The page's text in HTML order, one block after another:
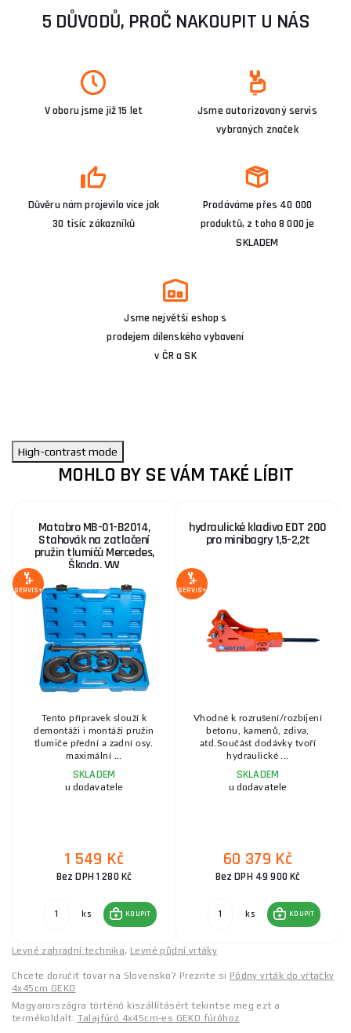
5 DŮVODŮ, PROČ NAKOUPIT U NÁS
V oboru jsme již 15 let
Jsme autorizovaný servis
vybraných značek
Důvěru nám projevilo více jak
30 tisíc zákazníků
Prodáváme přes 40 000
produktů, z toho 8 000 je
SKLADEM
Jsme největší eshop s
prodejem dílenského vybavení
v ČR a SK
High-contrast mode
MOHLO BY SE VÁM TAKÉ LÍBIT
Matabro MB-01-B2014,
Stahovák na zatlačení
pružin tlumičů Mercedes,
Škoda, VW
SERVIS+
Tento přípravek slouží k
demontáži i montáži pružin
tlumiče přední a zadní osy.
maximální ...
SKLADEM
u dodavatele
1 549 Kč
Bez DPH 1 280 Kč
ks KOUPIT
hydraulické kladivo EDT 200
pro minibagry 1,5-2,2t
SERVIS+
Vhodné k rozrušení/rozbíjení
betonu, kamenů, zdiva,
atd.Součást dodávky tvoří
hydraulické ...
SKLADEM
u dodavatele
60 379 Kč
Bez DPH 49 900 Kč
ks KOUPIT
Levné zahradní technika, Levné půdní vrtáky
Chcete doručiť tovar na Slovensko? Prezrite si Pôdny vrták do vŕtačky
4x45cm GEKO
Magyarországra történő kiszállításért tekintse meg ezt a
termékoldalt: Talajfúró 4x45cm-es GEKO fúróhoz